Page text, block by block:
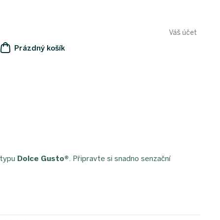
Váš účet
NÁKUPNÍ
Prázdný košík
Dolce Gusto®. Připravte si snadno senzační